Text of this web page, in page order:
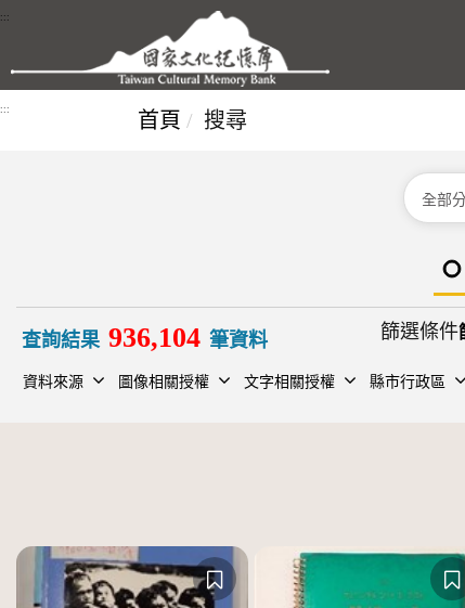
跳到主要內容區塊
:::
::: 首頁 搜尋
分類
查詢結果 936,104 筆資料 篩選條件
資料來源 圖像相關授權 文字相關授權 縣市行政區